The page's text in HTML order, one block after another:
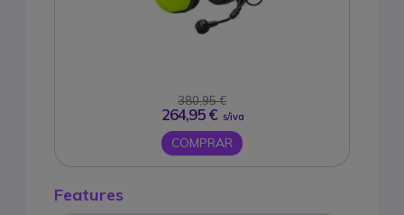
Features
380,95 €
264,95 € s/iva
COMPRAR